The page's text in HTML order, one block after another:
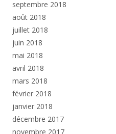
septembre 2018
août 2018
juillet 2018
juin 2018
mai 2018
avril 2018
mars 2018
février 2018
janvier 2018
décembre 2017
novembre 2017